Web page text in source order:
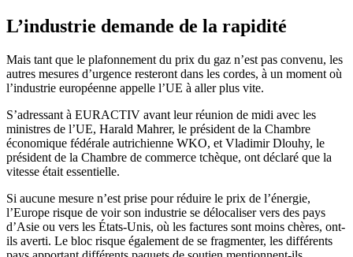
L’industrie demande de la rapidité
Mais tant que le plafonnement du prix du gaz n’est pas convenu, les
autres mesures d’urgence resteront dans les cordes, à un moment où
l’industrie européenne appelle l’UE à aller plus vite.
S’adressant à EURACTIV avant leur réunion de midi avec les
ministres de l’UE, Harald Mahrer, le président de la Chambre
économique fédérale autrichienne WKO, et Vladimir Dlouhy, le
président de la Chambre de commerce tchèque, ont déclaré que la
vitesse était essentielle.
Si aucune mesure n’est prise pour réduire le prix de l’énergie,
l’Europe risque de voir son industrie se délocaliser vers des pays
d’Asie ou vers les États-Unis, où les factures sont moins chères, ont-
ils averti. Le bloc risque également de se fragmenter, les différents